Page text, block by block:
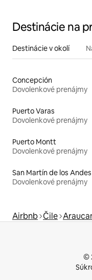
Destinácie na
Destinácie v okolí
Concepción
Dovolenkové prenájmy
Puerto Varas
Dovolenkové prenájmy
Puerto Montt
Dovolenkové prenájmy
San Martín de los Andes
Dovolenkové prenájmy
Airbnb Čile
©